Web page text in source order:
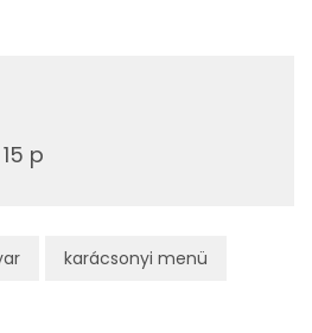
karácsonyi menü
15 p